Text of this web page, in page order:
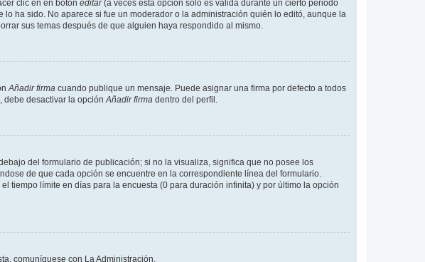
clic en en botón editar(a veces esta opción solo es válida durante un cierto periodo
ha sido. No aparece si fue un moderador o la administración quién lo editó, aunque la
sus temas después de que alguien haya respondido al mismo.
Añadir firma cuando publique un mensaje. Puede asignar una firma por defecto a todos
debe desactivar la opción Añadir firma dentro del perfil.
del formulario de publicación; si no la visualiza, significa que no posee los
de que cada opción se encuentre en la correspondiente línea del formulario.
tiempo límite en días para la encuesta (0 para duración infinita) y por último la opción
comuníquese con La Administración.